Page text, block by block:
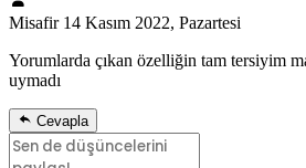
Misafir 14 Kasım 2022, Pazartesi
Yorumlarda çıkan özelliğin tam tersiyim
uymadı
Cevapla